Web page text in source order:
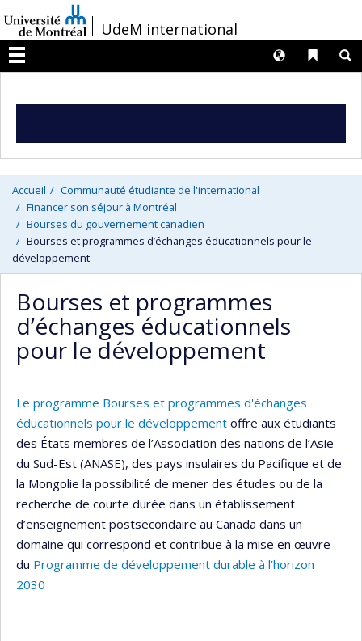
au
contenu
/UdeM international
Menu
Liens
Langues
Accueil
Communauté étudiante de l'international
Financer son séjour à Montréal
Bourses du gouvernement canadien
Bourses et programmes d’échanges éducationnels pour le
développement
Bourses et programmes
d’échanges éducationnels
pour le développement
Le programme Bourses et programmes d'échanges
éducationnels pour le développement offre aux étudiants
des États membres de l’Association des nations de l’Asie
du Sud-Est (ANASE), des pays insulaires du Pacifique et de
la Mongolie la possibilité de mener des études ou de la
recherche de courte durée dans un établissement
d’enseignement postsecondaire au Canada dans un
domaine qui correspond et contribue à la mise en œuvre
du Programme de développement durable à l’horizon
2030